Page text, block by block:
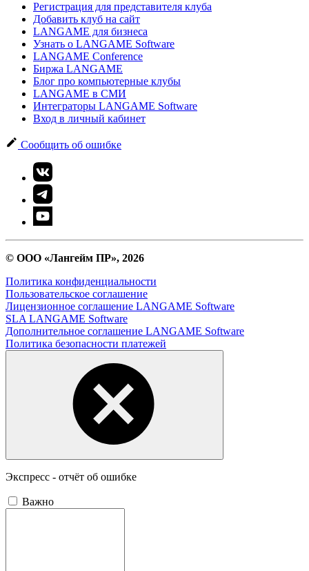
Регистрация для представителя клуба
Добавить клуб на сайт
LANGAME для бизнеса
Узнать о LANGAME Software
LANGAME Conference
Биржа LANGAME
Блог про компьютерные клубы
LANGAME в СМИ
Интеграторы LANGAME Software
Вход в личный кабинет
Сообщить об ошибке
© ООО «Лангейм ПР», 2026
Политика конфиденциальности
Пользовательское соглашение
Лицензионное соглашение LANGAME Software
SLA LANGAME Software
Дополнительное соглашение LANGAME Software
Политика безопасности платежей
Экспресс - отчёт об ошибке
Важно